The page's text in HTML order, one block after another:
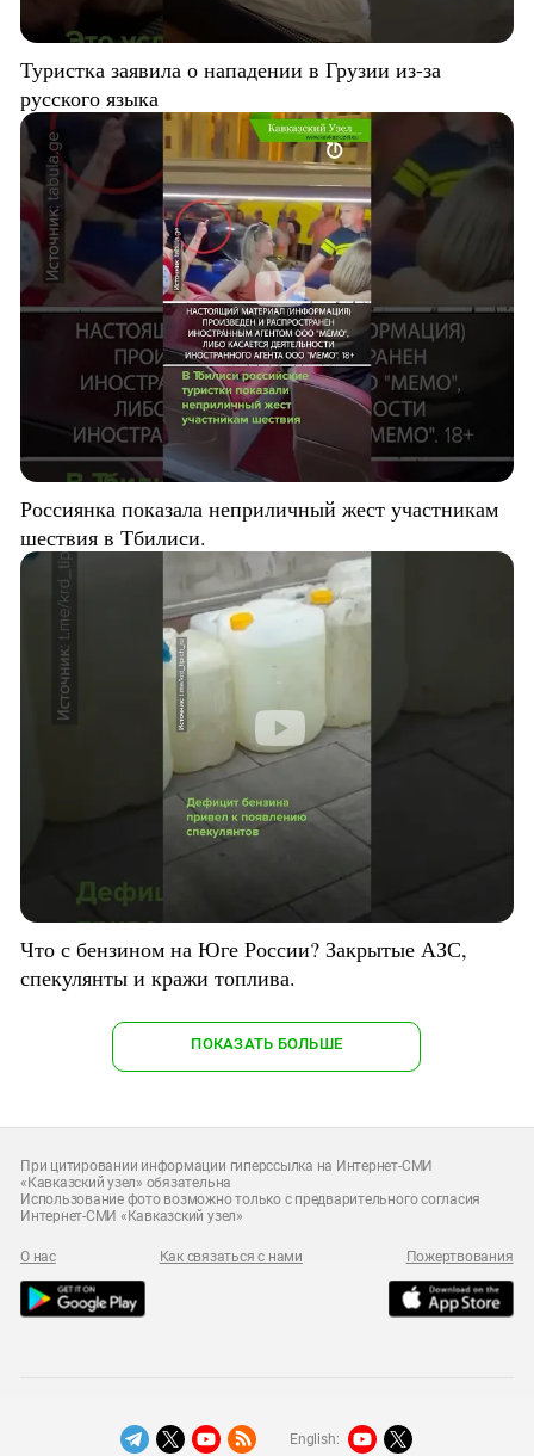
Туристка заявила о нападении в Грузии из-за
русского языка
Россиянка показала неприличный жест участникам
шествия в Тбилиси.
Что с бензином на Юге России? Закрытые АЗС,
спекулянты и кражи топлива.
ПОКАЗАТЬ БОЛЬШЕ
При цитировании информации гиперссылка на Интернет-СМИ
«Кавказский узел» обязательна
Использование фото возможно только с предварительного согласия
Интернет-СМИ «Кавказский узел»
О нас Как связаться с нами Пожертвования
English: